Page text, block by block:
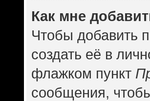
Как мне
Чтобы добавить
создать её в
флажком пункт
сообщения,